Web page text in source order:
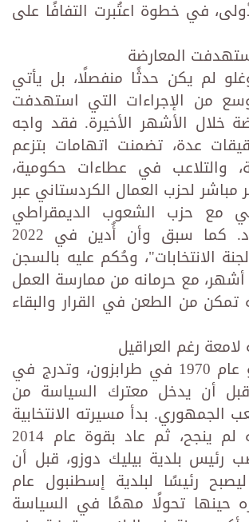
في خطوة اعتُبرت التفافًا على
المعارضة
لم يكن حدثًا منفصلًا، بل يأتي
من الإجراءات التي استهدفت
خلال الأشهر الأخيرة. فقد واجه
عدة، تضمنت اتهامات بتزعم
والتلاعب في عطاءات حكومية،
مباشر لحزب العمال الكردستاني عبر
مع حزب الشعوب الديمقراطي
الموالي للأكراد. كما سبق وأن أُدين في 2022
الانتخابات"، وحُكم عليه بالسجن
لمدة عامين و7 أشهر، مع حرمانه من ممارسة العمل
تمكن من الطعن في القرار والبقاء
رغم العراقيل
وُلد إمام أوغلو عام 1970 في طرابزون، وتدرج في
قبل أن يدخل معترك السياسة من
الجمهوري. بدأ مسيرته الانتخابية
عام 2009 لكنه لم ينجح، ثم عاد بقوة عام 2014
رئيس بلدية بيليك دوزو، قبل أن
رئيسًا لبلدية إسطنبول عام
حينها تحولًا مهمًا في السياسة